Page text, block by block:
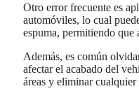
Otro error frecuente es
automóviles, lo cual
espuma, permitiendo que
Además, es común
afectar el acabado del
áreas y eliminar